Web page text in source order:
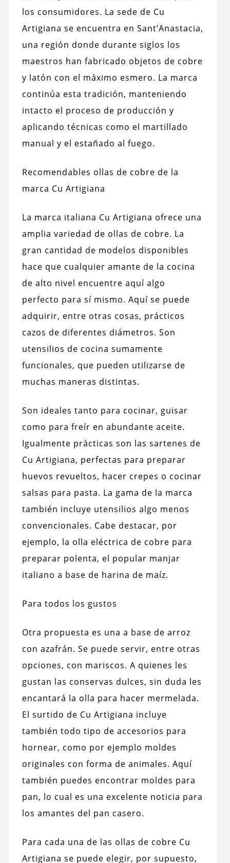
los consumidores. La sede de Cu
Artigiana se encuentra en Sant’Anastacia,
una región donde durante siglos los
maestros han fabricado objetos de cobre
y latón con el máximo esmero. La marca
continúa esta tradición, manteniendo
intacto el proceso de producción y
aplicando técnicas como el martillado
manual y el estañado al fuego.
Recomendables ollas de cobre de la
marca Cu Artigiana
La marca italiana Cu Artigiana ofrece una
amplia variedad de ollas de cobre. La
gran cantidad de modelos disponibles
hace que cualquier amante de la cocina
de alto nivel encuentre aquí algo
perfecto para sí mismo. Aquí se puede
adquirir, entre otras cosas, prácticos
cazos de diferentes diámetros. Son
utensilios de cocina sumamente
funcionales, que pueden utilizarse de
muchas maneras distintas.
Son ideales tanto para cocinar, guisar
como para freír en abundante aceite.
Igualmente prácticas son las sartenes de
Cu Artigiana, perfectas para preparar
huevos revueltos, hacer crepes o cocinar
salsas para pasta. La gama de la marca
también incluye utensilios algo menos
convencionales. Cabe destacar, por
ejemplo, la olla eléctrica de cobre para
preparar polenta, el popular manjar
italiano a base de harina de maíz.
Para todos los gustos
Otra propuesta es una a base de arroz
con azafrán. Se puede servir, entre otras
opciones, con mariscos. A quienes les
gustan las conservas dulces, sin duda les
encantará la olla para hacer mermelada.
El surtido de Cu Artigiana incluye
también todo tipo de accesorios para
hornear, como por ejemplo moldes
originales con forma de animales. Aquí
también puedes encontrar moldes para
pan, lo cual es una excelente noticia para
los amantes del pan casero.
Para cada una de las ollas de cobre Cu
Artigiana se puede elegir, por supuesto,